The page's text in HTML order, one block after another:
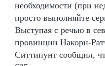
необходимости (при
просто выполняйте
Выступая с речью в
провинции Накорн-
Ситтипунт сообщил,